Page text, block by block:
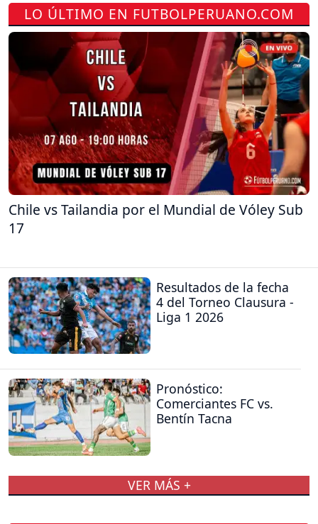
LO ÚLTIMO EN FUTBOLPERUANO.COM
Chile vs Tailandia por el Mundial de Vóley Sub
17
Resultados de la fecha
4 del Torneo Clausura -
Liga 1 2026
Pronóstico:
Comerciantes FC vs.
Bentín Tacna
VER MÁS +